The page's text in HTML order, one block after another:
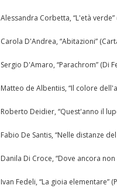
Alessandra Corbetta, “L'età verde”
Carola D'Andrea, “Abitazioni”
Sergio D'Amaro, “Parachrom” (Di
Matteo de Albentiis, “Il colore
Roberto Deidier, “Quest'anno il
Fabio De Santis, “Nelle distanze
Danila Di Croce, “Dove ancora
Ivan Fedeli, “La gioia elementare”